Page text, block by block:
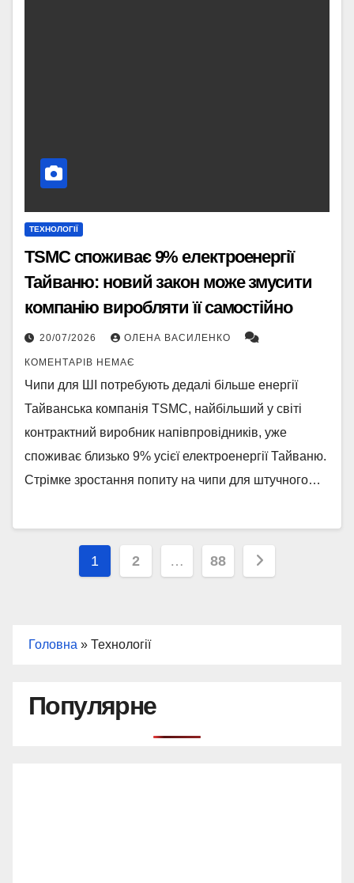
ТЕХНОЛОГІЇ
TSMC споживає 9% електроенергії
Тайваню: новий закон може змусити
компанію виробляти її самостійно
20/07/2026 ОЛЕНА ВАСИЛЕНКО
КОМЕНТАРІВ НЕМАЄ
Чипи для ШІ потребують дедалі більше енергії
Тайванська компанія TSMC, найбільший у світі
контрактний виробник напівпровідників, уже
споживає близько 9% усієї електроенергії Тайваню.
Стрімке зростання попиту на чипи для штучного…
Пагінація
1 2 … 88
Головна » Технології
Популярне